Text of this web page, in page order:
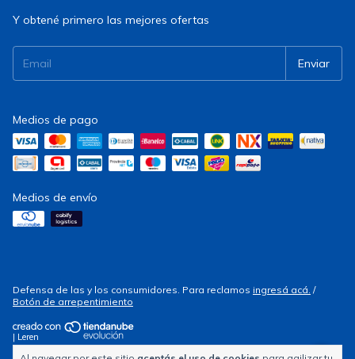
Y obtené primero las mejores ofertas
Medios de pago
Medios de envío
Defensa de las y los consumidores. Para reclamos ingresá acá. /
Botón de arrepentimiento
| Leren